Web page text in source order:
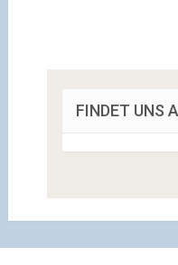
FINDET UNS